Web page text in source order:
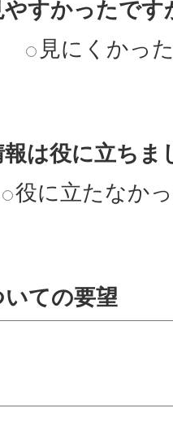
すかったです
見にくかっ
は役に立ちま
役に立たなか
ての要望